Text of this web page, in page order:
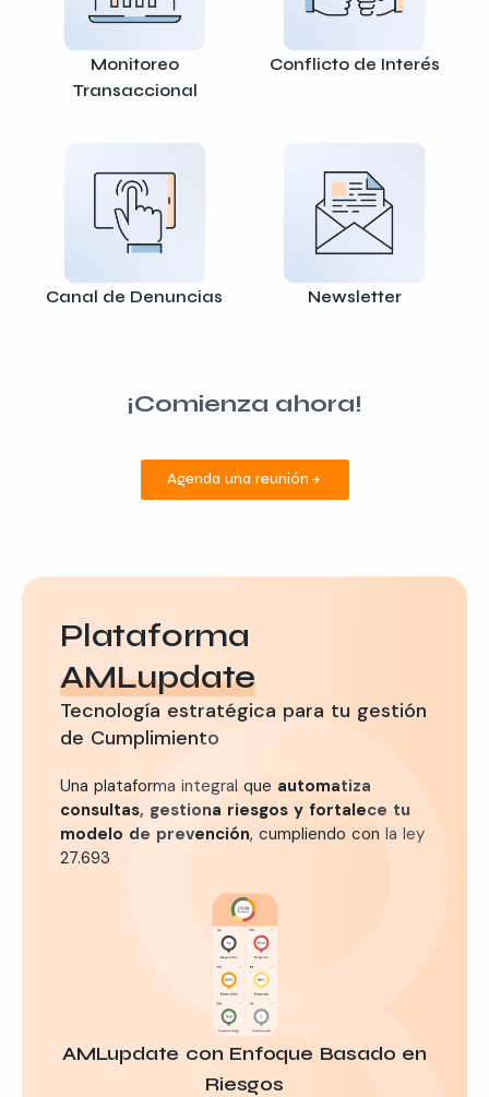
Monitoreo
Transaccional
Conflicto de Interés
Canal de Denuncias Newsletter
¡Comienza ahora!
Agenda una reunión
Plataforma
AMLupdate
Tecnología estratégica para tu gestión
de Cumplimiento
Una plataforma integral que automatiza
consultas, gestiona riesgos y fortalece tu
modelo de prevención, cumpliendo con la ley
27.693
AMLupdate con Enfoque Basado en
Riesgos